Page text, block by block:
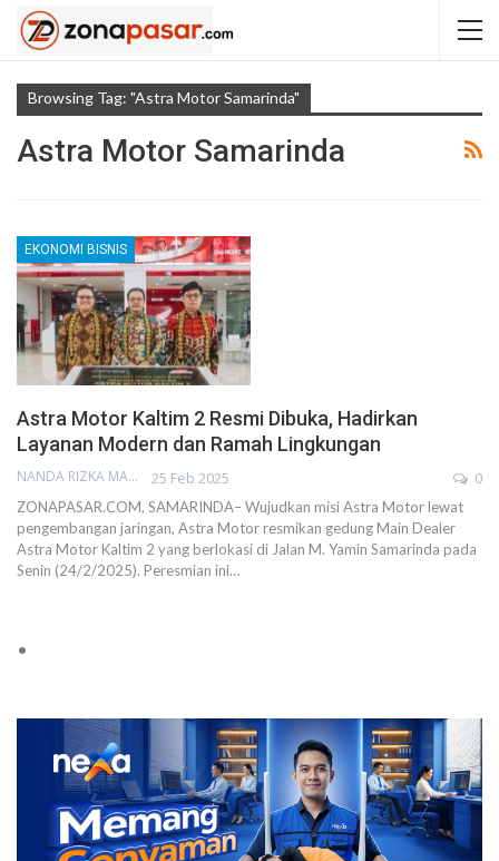
Browsing Tag: "Astra Motor Samarinda"
Astra Motor Samarinda
EKONOMI BISNIS
Astra Motor Kaltim 2 Resmi Dibuka, Hadirkan
Layanan Modern dan Ramah Lingkungan
NANDA RIZKA MAHENDRA 25 Feb 2025 0
ZONAPASAR.COM, SAMARINDA– Wujudkan misi Astra Motor lewat
pengembangan jaringan, Astra Motor resmikan gedung Main Dealer
Astra Motor Kaltim 2 yang berlokasi di Jalan M. Yamin Samarinda pada
Senin (24/2/2025). Peresmian ini…